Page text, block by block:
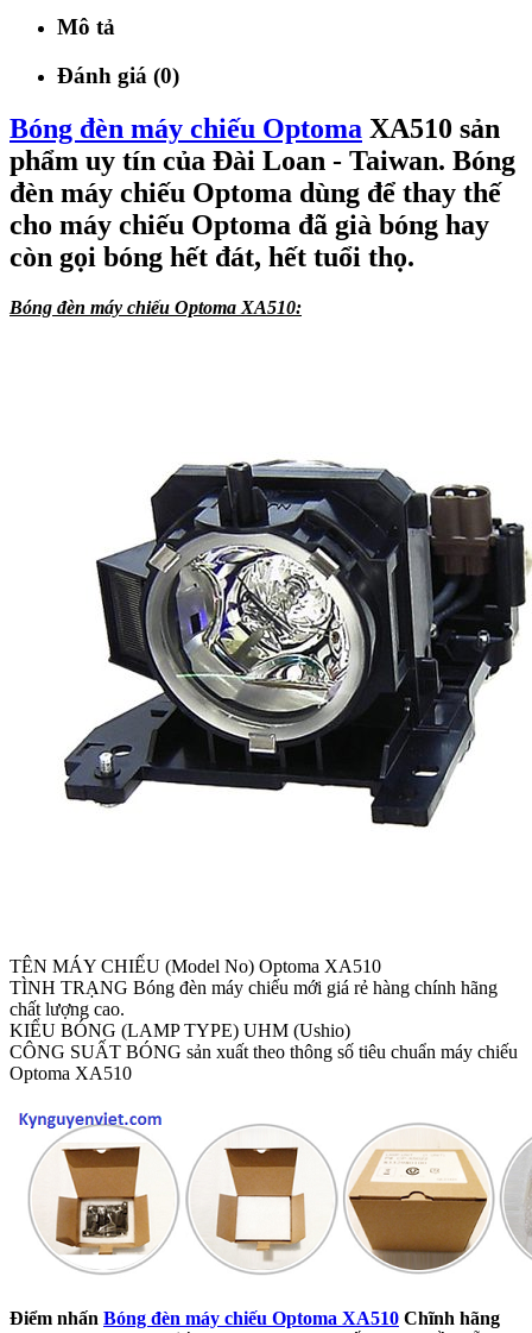
Mô tả
Đánh giá (0)
Bóng đèn máy chiếu Optoma XA510 sản
phẩm uy tín của Đài Loan - Taiwan. Bóng
đèn máy chiếu Optoma dùng để thay thế
cho máy chiếu Optoma đã già bóng hay
còn gọi bóng hết đát, hết tuổi thọ.
Bóng đèn máy chiếu Optoma XA510:
TÊN MÁY CHIẾU (Model No) Optoma XA510
TÌNH TRẠNG Bóng đèn máy chiếu mới giá rẻ hàng chính hãng
chất lượng cao.
KIỂU BÓNG (LAMP TYPE) UHM (Ushio)
CÔNG SUẤT BÓNG sản xuất theo thông số tiêu chuẩn máy chiếu
Optoma XA510
Điểm nhấn Bóng đèn máy chiếu Optoma XA510 Chĩnh hãng